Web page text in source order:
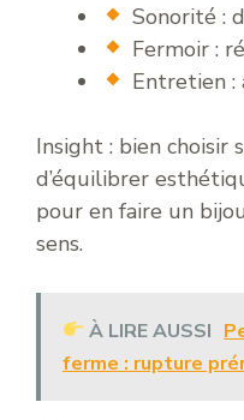
Sonorité :
Fermoir :
Entretien :
Insight : bien choisir
d’équilibrer
pour en faire un
sens.
À LIRE AUSSI
ferme : rupture